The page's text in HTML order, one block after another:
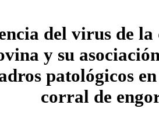
del virus de
y su
patológicos
corral de